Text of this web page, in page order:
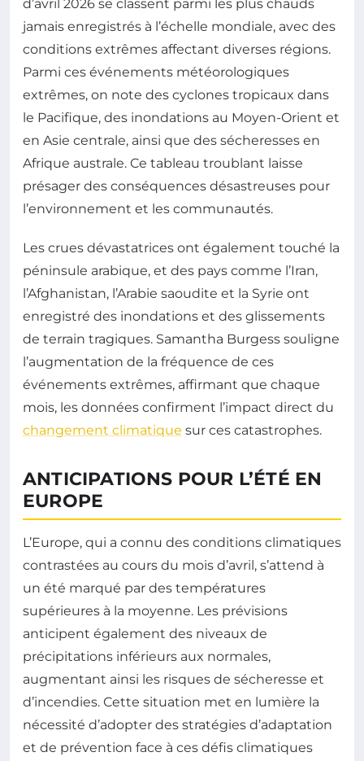
d’avril 2026 se classent parmi les plus chauds
jamais enregistrés à l’échelle mondiale, avec des
conditions extrêmes affectant diverses régions.
Parmi ces événements météorologiques
extrêmes, on note des cyclones tropicaux dans
le Pacifique, des inondations au Moyen-Orient et
en Asie centrale, ainsi que des sécheresses en
Afrique australe. Ce tableau troublant laisse
présager des conséquences désastreuses pour
l’environnement et les communautés.
Les crues dévastatrices ont également touché la
péninsule arabique, et des pays comme l’Iran,
l’Afghanistan, l’Arabie saoudite et la Syrie ont
enregistré des inondations et des glissements
de terrain tragiques. Samantha Burgess souligne
l’augmentation de la fréquence de ces
événements extrêmes, affirmant que chaque
mois, les données confirment l’impact direct du
changement climatique sur ces catastrophes.
ANTICIPATIONS POUR L’ÉTÉ EN
EUROPE
L’Europe, qui a connu des conditions climatiques
contrastées au cours du mois d’avril, s’attend à
un été marqué par des températures
supérieures à la moyenne. Les prévisions
anticipent également des niveaux de
précipitations inférieurs aux normales,
augmentant ainsi les risques de sécheresse et
d’incendies. Cette situation met en lumière la
nécessité d’adopter des stratégies d’adaptation
et de prévention face à ces défis climatiques